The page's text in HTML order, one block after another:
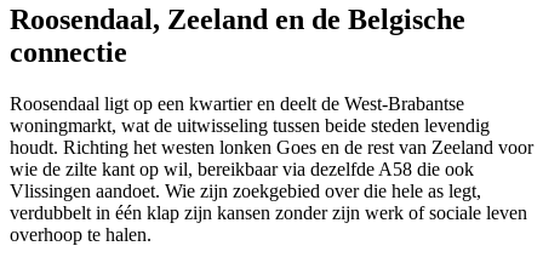
Roosendaal, Zeeland en de Belgische
connectie
Roosendaal ligt op een kwartier en deelt de West-Brabantse
woningmarkt, wat de uitwisseling tussen beide steden levendig
houdt. Richting het westen lonken Goes en de rest van Zeeland voor
wie de zilte kant op wil, bereikbaar via dezelfde A58 die ook
Vlissingen aandoet. Wie zijn zoekgebied over die hele as legt,
verdubbelt in één klap zijn kansen zonder zijn werk of sociale leven
overhoop te halen.